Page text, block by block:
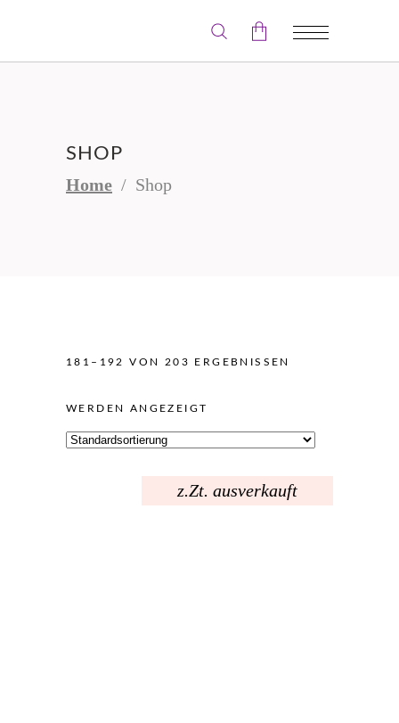
SHOP
Home / Shop
181–192 VON 203 ERGEBNISSEN
WERDEN ANGEZEIGT
z.Zt. ausverkauft